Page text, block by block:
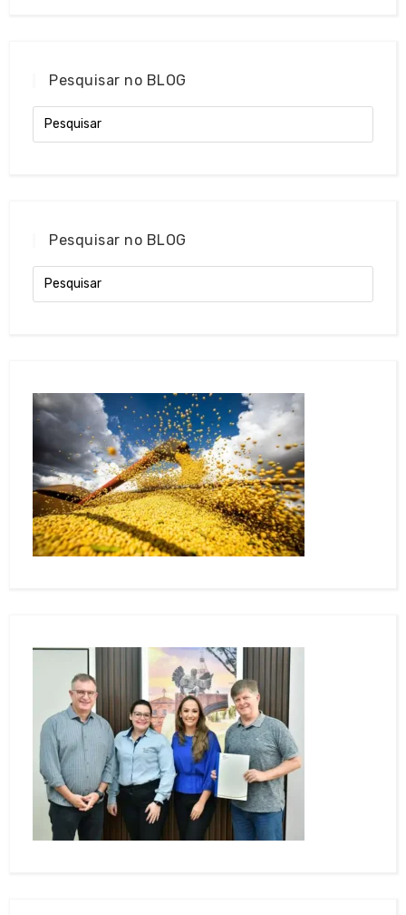
Pesquisar no BLOG
Pesquisar no BLOG